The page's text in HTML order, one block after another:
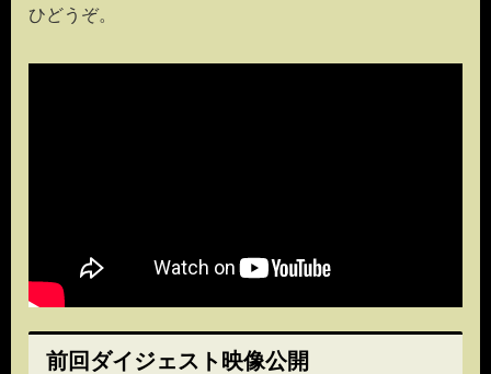
ひどうぞ。
前回ダイジェスト映像公開